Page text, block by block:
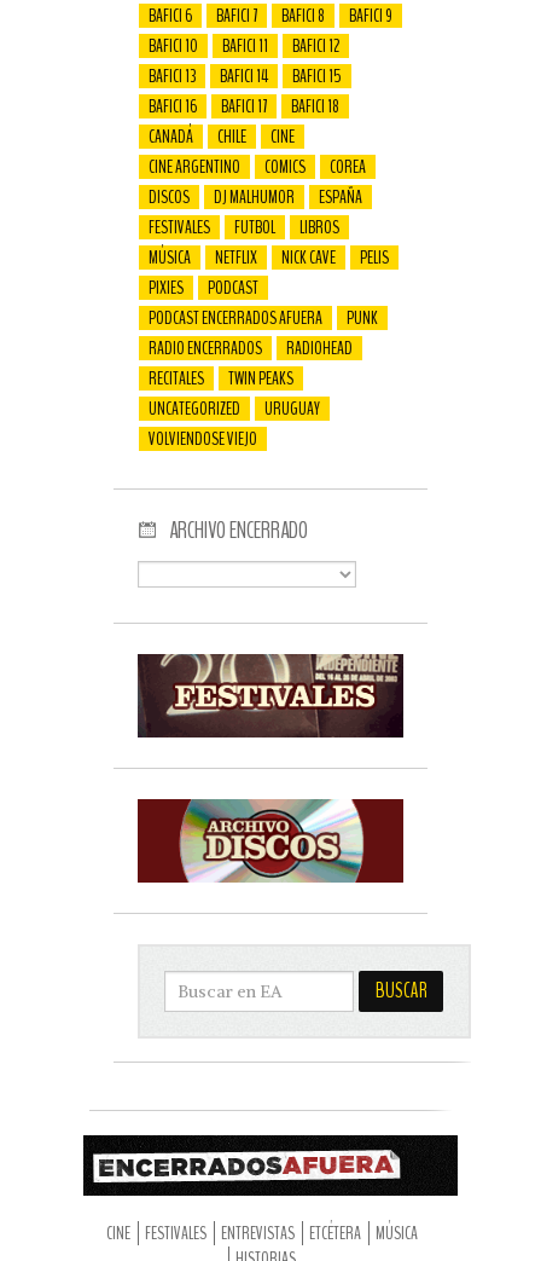
BAFICI 6
BAFICI 7 BAFICI 8
BAFICI 9
BAFICI 10
BAFICI 11
BAFICI 12
BAFICI 13
BAFICI 14
BAFICI 15
BAFICI 16
BAFICI 17
BAFICI 18
CANADÁ
CHILE
CINE
CINE ARGENTINO
COMICS
COREA
DISCOS
DJ MALHUMOR
ESPAÑA
FESTIVALES
FUTBOL
LIBROS
MÚSICA
NETFLIX NICK CAVE
PELIS
PIXIES
PODCAST
PODCAST ENCERRADOS AFUERA
PUNK
RADIO ENCERRADOS
RADIOHEAD
RECITALES
TWIN PEAKS
UNCATEGORIZED
URUGUAY
VOLVIENDOSE VIEJO
ARCHIVO ENCERRADO
CINE FESTIVALES ENTREVISTAS ETCÉTERA
MÚSICA